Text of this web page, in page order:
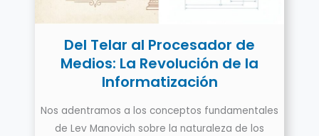
Del Telar al Procesador de
Medios: La Revolución de la
Informatización
Nos adentramos a los conceptos fundamentales
de Lev Manovich sobre la naturaleza de los